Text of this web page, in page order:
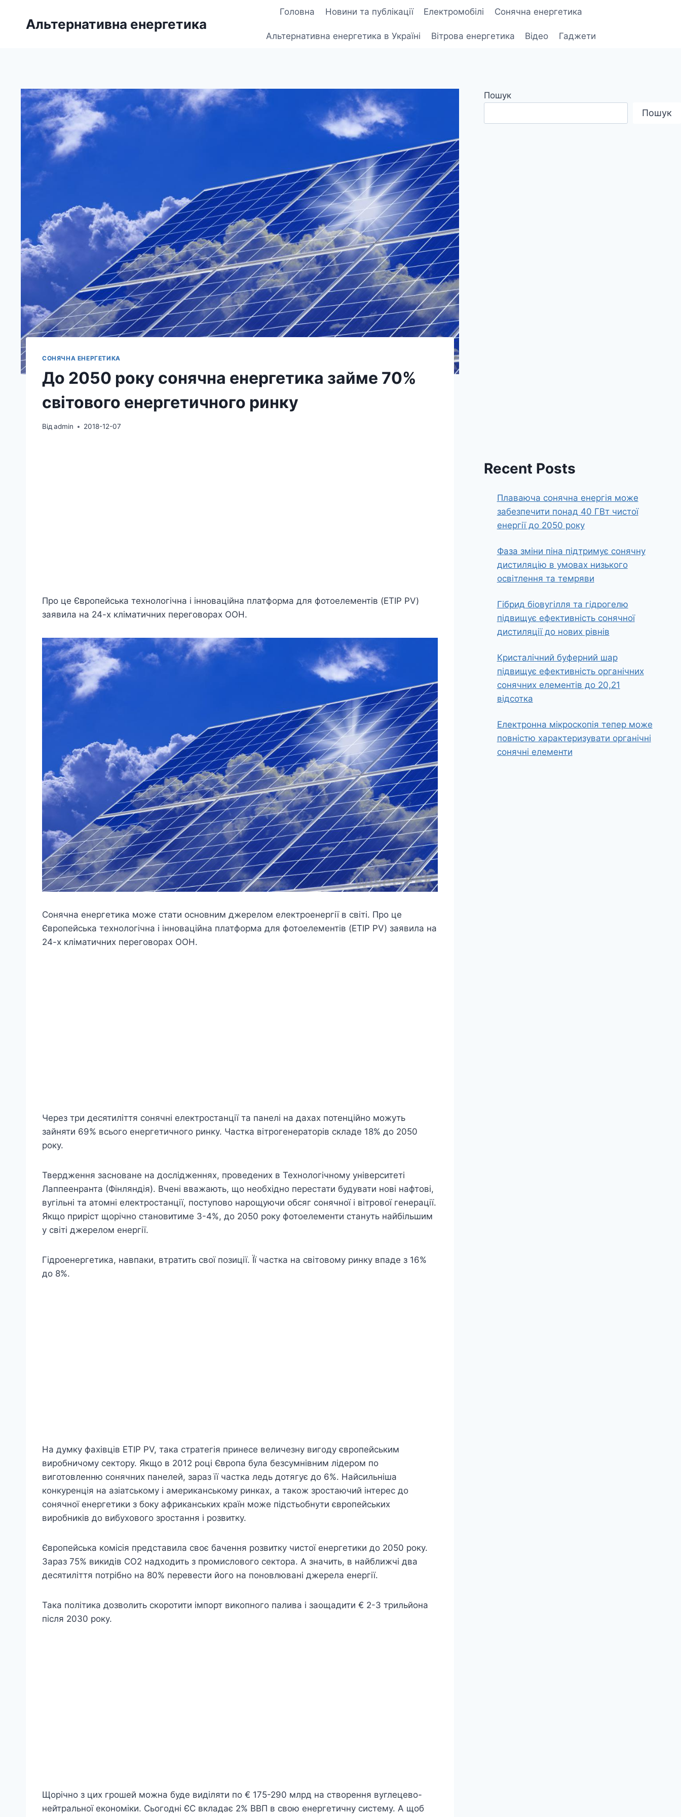
Альтернативна енергетика
Головна Новини та публікації Електромобілі Сонячна енергетика
Альтернативна енергетика в Україні Вітрова енергетика Відео Гаджети
СОНЯЧНА ЕНЕРГЕТИКА
До 2050 року сонячна енергетика займе 70%
світового енергетичного ринку
Відadmin 2018-12-07
Про це Європейська технологічна і інноваційна платформа для фотоелементів (ETIP PV)
заявила на 24-х кліматичних переговорах ООН.
Сонячна енергетика може стати основним джерелом електроенергії в світі. Про це
Європейська технологічна і інноваційна платформа для фотоелементів (ETIP PV) заявила на
24-х кліматичних переговорах ООН.
Через три десятиліття сонячні електростанції та панелі на дахах потенційно можуть
зайняти 69% всього енергетичного ринку. Частка вітрогенераторів складе 18% до 2050
року.
Твердження засноване на дослідженнях, проведених в Технологічному університеті
Лаппеенранта (Фінляндія). Вчені вважають, що необхідно перестати будувати нові нафтові,
вугільні та атомні електростанції, поступово нарощуючи обсяг сонячної і вітрової генерації.
Якщо приріст щорічно становитиме 3-4%, до 2050 року фотоелементи стануть найбільшим
у світі джерелом енергії.
Гідроенергетика, навпаки, втратить свої позиції. Її частка на світовому ринку впаде з 16%
до 8%.
На думку фахівців ETIP PV, така стратегія принесе величезну вигоду європейським
виробничому сектору. Якщо в 2012 році Європа була безсумнівним лідером по
виготовленню сонячних панелей, зараз її частка ледь дотягує до 6%. Найсильніша
конкуренція на азіатському і американському ринках, а також зростаючий інтерес до
сонячної енергетики з боку африканських країн може підстьобнути європейських
виробників до вибухового зростання і розвитку.
Європейська комісія представила своє бачення розвитку чистої енергетики до 2050 року.
Зараз 75% викидів СО2 надходить з промислового сектора. А значить, в найближчі два
десятиліття потрібно на 80% перевести його на поновлювані джерела енергії.
Така політика дозволить скоротити імпорт викопного палива і заощадити € 2-3 трильйона
після 2030 року.
Щорічно з цих грошей можна буде виділяти по € 175-290 млрд на створення вуглецево-
нейтральної економіки. Сьогодні ЄС вкладає 2% ВВП в свою енергетичну систему. А щоб
Пошук
Пошук
Recent Posts
Плаваюча сонячна енергія може
забезпечити понад 40 ГВт чистої
енергії до 2050 року
Фаза зміни піна підтримує сонячну
дистиляцію в умовах низького
освітлення та темряви
Гібрид біовугілля та гідрогелю
підвищує ефективність сонячної
дистиляції до нових рівнів
Кристалічний буферний шар
підвищує ефективність органічних
сонячних елементів до 20,21
відсотка
Електронна мікроскопія тепер може
повністю характеризувати органічні
сонячні елементи